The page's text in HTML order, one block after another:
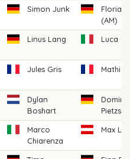
Simon Junk
Florian
(AM)
Linus Lang Luca
Jules Gris
Dylan
Boshart
Pietzsch
Marco
Chiarenza
Max